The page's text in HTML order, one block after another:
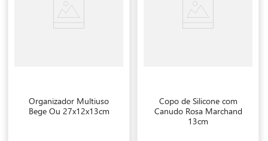
Organizador Multiuso
Bege Ou 27x12x13cm
Copo de Silicone com
Canudo Rosa Marchand
13cm